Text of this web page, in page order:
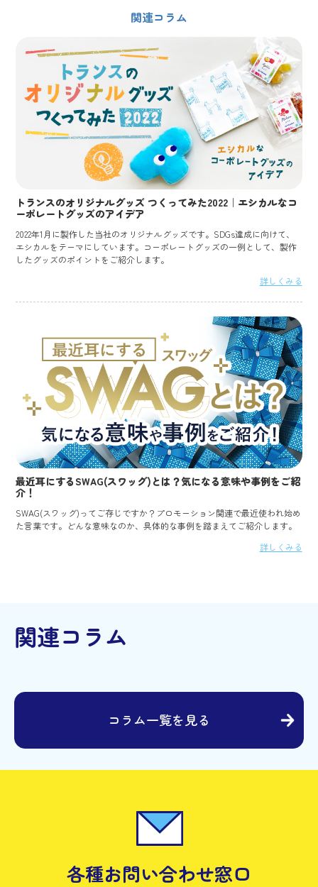
関連コラム
トランスのオリジナルグッズ つくってみた2022｜エシカルなコ
ーポレートグッズのアイデア
2022年1月に製作した当社のオリジナルグッズです。SDGs達成に向けて、
エシカルをテーマにしています。コーポレートグッズの一例として、製作
したグッズのポイントをご紹介します。
詳しくみる
最近耳にするSWAG(スワッグ)とは？気になる意味や事例をご紹
介！
SWAG(スワッグ)ってご存じですか？プロモーション関連で最近使われ始め
た言葉です。どんな意味なのか、具体的な事例を踏まえてご紹介します。
詳しくみる
関連コラム
コラム一覧を見る
各種お問い合わせ窓口